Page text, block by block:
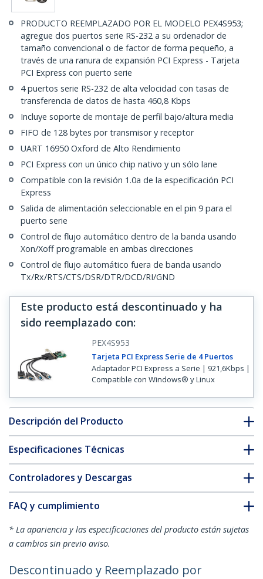
PRODUCTO REEMPLAZADO POR EL MODELO PEX4S953;
agregue dos puertos serie RS-232 a su ordenador de
tamaño convencional o de factor de forma pequeño, a
través de una ranura de expansión PCI Express - Tarjeta
PCI Express con puerto serie
4 puertos serie RS-232 de alta velocidad con tasas de
transferencia de datos de hasta 460,8 Kbps
Incluye soporte de montaje de perfil bajo/altura media
FIFO de 128 bytes por transmisor y receptor
UART 16950 Oxford de Alto Rendimiento
PCI Express con un único chip nativo y un sólo lane
Compatible con la revisión 1.0a de la especificación PCI
Express
Salida de alimentación seleccionable en el pin 9 para el
puerto serie
Control de flujo automático dentro de la banda usando
Xon/Xoff programable en ambas direcciones
Control de flujo automático fuera de banda usando
Tx/Rx/RTS/CTS/DSR/DTR/DCD/RI/GND
Este producto está descontinuado y ha
sido reemplazado con:
PEX4S953
Tarjeta PCI Express Serie de 4 Puertos
Adaptador PCI Express a Serie | 921,6Kbps |
Compatible con Windows® y Linux
Descripción del Producto
Especificaciones Técnicas
Controladores y Descargas
FAQ y cumplimiento
* La apariencia y las especificaciones del producto están sujetas
a cambios sin previo aviso.
Descontinuado y Reemplazado por